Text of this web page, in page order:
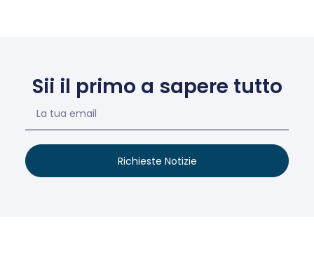
Sii il primo a sapere tutto
Richieste Notizie